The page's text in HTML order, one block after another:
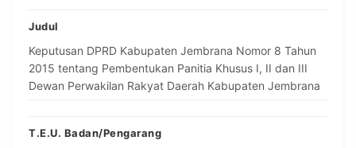
Judul
Keputusan DPRD Kabupaten Jembrana Nomor 8 Tahun
2015 tentang Pembentukan Panitia Khusus I, II dan III
Dewan Perwakilan Rakyat Daerah Kabupaten Jembrana
T.E.U. Badan/Pengarang